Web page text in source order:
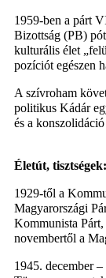
1959-ben a párt
Bizottság (PB)
kulturális élet
pozíciót egészen
A szívroham
politikus Kádár
és a
Életút, tisztségek:
1929-től a
Magyarországi
Kommunista
novembertől a
1945. december